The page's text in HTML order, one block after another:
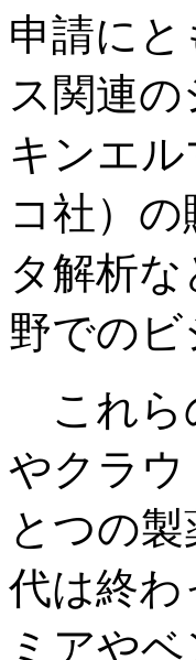
申請に
ス関連
キンエ
コ社）
タ解析
野での
これら
やクラ
とつの
代は終
ミアや